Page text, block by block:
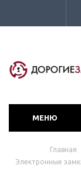
МЕНЮ
Главная
Электронные